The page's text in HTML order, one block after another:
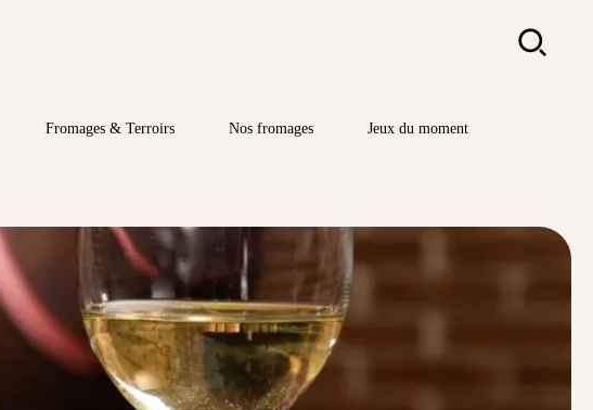
Rechercher
Fromages & Terroirs Nos fromages Jeux du moment